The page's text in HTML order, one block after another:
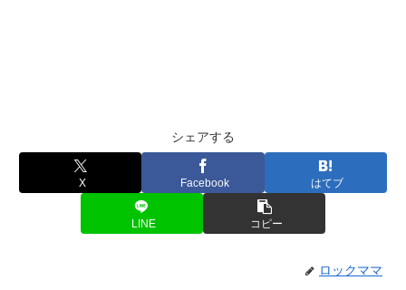
シェアする
X Facebook はてブ
LINE コピー
ロックママ